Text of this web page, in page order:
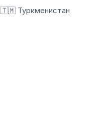
🇹🇲 Туркменистан